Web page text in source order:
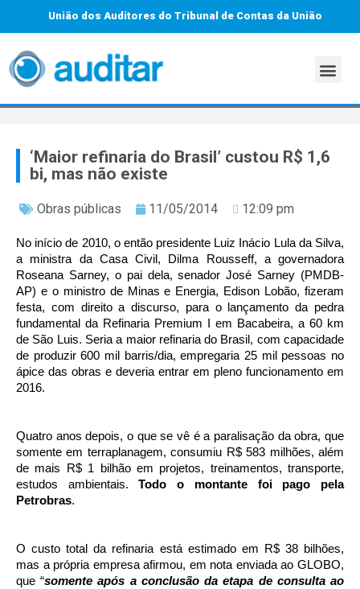
União dos Auditores do Tribunal de Contas da União
‘Maior refinaria do Brasil’ custou R$ 1,6
bi, mas não existe
Obras públicas 11/05/2014 12:09 pm
No início de 2010, o então presidente Luiz Inácio Lula da Silva,
a ministra da Casa Civil, Dilma Rousseff, a governadora
Roseana Sarney, o pai dela, senador José Sarney (PMDB-
AP) e o ministro de Minas e Energia, Edison Lobão, fizeram
festa, com direito a discurso, para o lançamento da pedra
fundamental da Refinaria Premium I em Bacabeira, a 60 km
de São Luis. Seria a maior refinaria do Brasil, com capacidade
de produzir 600 mil barris/dia, empregaria 25 mil pessoas no
ápice das obras e deveria entrar em pleno funcionamento em
2016.
Quatro anos depois, o que se vê é a paralisação da obra, que
somente em terraplanagem, consumiu R$ 583 milhões, além
de mais R$ 1 bilhão em projetos, treinamentos, transporte,
estudos ambientais.Todo o montante foi pago pela
Petrobras.
O custo total da refinaria está estimado em R$ 38 bilhões,
mas a própria empresa afirmou, em nota enviada ao GLOBO,
que “somente após a conclusão da etapa de consulta ao